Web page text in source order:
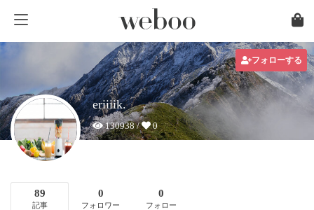
フォローする
eriiiik.
130938 / 0
89
記事
0
フォロワー
0
フォロー